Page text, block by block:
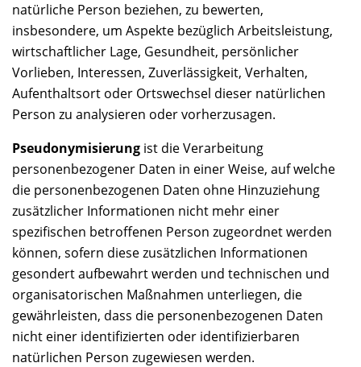
natürliche Person beziehen, zu bewerten,
insbesondere, um Aspekte bezüglich Arbeitsleistung,
wirtschaftlicher Lage, Gesundheit, persönlicher
Vorlieben, Interessen, Zuverlässigkeit, Verhalten,
Aufenthaltsort oder Ortswechsel dieser natürlichen
Person zu analysieren oder vorherzusagen.
Pseudonymisierung ist die Verarbeitung
personenbezogener Daten in einer Weise, auf welche
die personenbezogenen Daten ohne Hinzuziehung
zusätzlicher Informationen nicht mehr einer
spezifischen betroffenen Person zugeordnet werden
können, sofern diese zusätzlichen Informationen
gesondert aufbewahrt werden und technischen und
organisatorischen Maßnahmen unterliegen, die
gewährleisten, dass die personenbezogenen Daten
nicht einer identifizierten oder identifizierbaren
natürlichen Person zugewiesen werden.